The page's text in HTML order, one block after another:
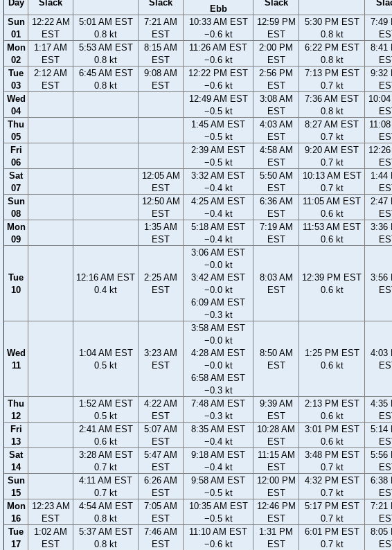
Day Slack Slack
Ebb
Slack
Sun
01
12:22 AM
EST
5:01 AM EST
0.8 kt
7:21 AM
EST
10:33 AM EST
−0.6 kt
12:59 PM
EST
5:30 PM EST
0.8 kt
7:49
Mon
02
1:17 AM
EST
5:53 AM EST
0.8 kt
8:15 AM
EST
11:26 AM EST
−0.6 kt
2:00 PM
EST
6:22 PM EST
0.8 kt
8:41
Tue
03
2:12 AM
EST
6:45 AM EST
0.8 kt
9:08 AM
EST
12:22 PM EST
−0.6 kt
2:56 PM
EST
7:13 PM EST
0.7 kt
9:32
Wed
04
12:49 AM EST
−0.5 kt
3:08 AM
EST
7:36 AM EST
0.8 kt
10:04
Thu
05
1:45 AM EST
−0.5 kt
4:03 AM
EST
8:27 AM EST
0.7 kt
Fri
06
2:39 AM EST
−0.5 kt
4:58 AM
EST
9:20 AM EST
0.7 kt
Sat
07
12:05 AM
EST
3:32 AM EST
−0.4 kt
5:50 AM
EST
10:13 AM EST
0.7 kt
1:44
Sun
08
12:50 AM
EST
4:25 AM EST
−0.4 kt
6:36 AM
EST
11:05 AM EST
0.6 kt
2:47
Mon
09
1:35 AM
EST
5:18 AM EST
−0.4 kt
7:19 AM
EST
11:53 AM EST
0.6 kt
3:36
Tue
10
12:16 AM EST
0.4 kt
2:25 AM
EST
3:06 AM EST
−0.0 kt
3:42 AM EST
−0.0 kt
6:09 AM EST
−0.3 kt
8:03 AM
EST
12:39 PM EST
0.6 kt
3:56
Wed
11
1:04 AM EST
0.5 kt
3:23 AM
EST
3:58 AM EST
−0.0 kt
4:28 AM EST
−0.0 kt
6:58 AM EST
−0.3 kt
8:50 AM
EST
1:25 PM EST
0.6 kt
4:03
Thu
12
1:52 AM EST
0.5 kt
4:22 AM
EST
7:48 AM EST
−0.3 kt
9:39 AM
EST
2:13 PM EST
0.6 kt
4:35
Fri
13
2:41 AM EST
0.6 kt
5:07 AM
EST
8:35 AM EST
−0.4 kt
10:28 AM
EST
3:01 PM EST
0.6 kt
5:14
Sat
14
3:28 AM EST
0.7 kt
5:47 AM
EST
9:18 AM EST
−0.4 kt
11:15 AM
EST
3:48 PM EST
0.7 kt
5:56
Sun
15
4:11 AM EST
0.7 kt
6:26 AM
EST
9:58 AM EST
−0.5 kt
12:00 PM
EST
4:32 PM EST
0.7 kt
6:38
Mon
16
12:23 AM
EST
4:54 AM EST
0.8 kt
7:05 AM
EST
10:35 AM EST
−0.5 kt
12:46 PM
EST
5:17 PM EST
0.7 kt
7:21
Tue
17
1:02 AM
EST
5:37 AM EST
0.8 kt
7:46 AM
EST
11:10 AM EST
−0.6 kt
1:31 PM
EST
6:01 PM EST
0.7 kt
8:05